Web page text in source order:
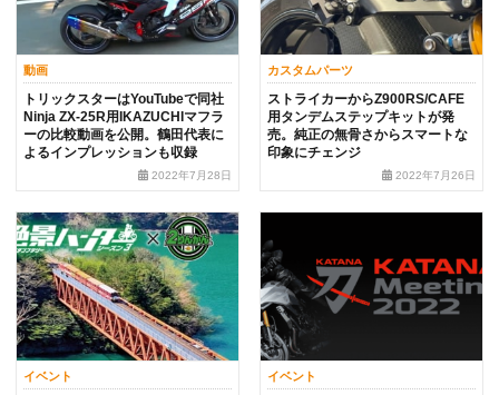
動画
トリックスターはYouTubeで同社
Ninja ZX-25R用IKAZUCHIマフラ
ーの比較動画を公開。鶴田代表に
よるインプレッションも収録
2022年7月28日
カスタムパーツ
ストライカーからZ900RS/CAFE
用タンデムステップキットが発
売。純正の無骨さからスマートな
印象にチェンジ
2022年7月26日
イベント イベント